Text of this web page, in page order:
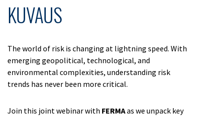
KUVAUS
The world of risk is changing at lightning speed. With
emerging geopolitical, technological, and
environmental complexities, understanding risk
trends has never been more critical.
Join this joint webinar with FERMAas we unpack key